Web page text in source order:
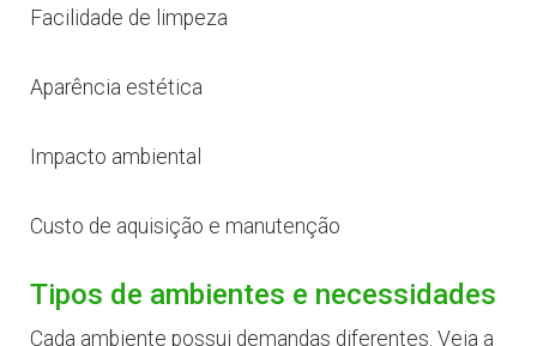
Facilidade de limpeza
Aparência estética
Impacto ambiental
Custo de aquisição e manutenção
Tipos de ambientes e necessidades
Cada ambiente possui demandas diferentes. Veja a